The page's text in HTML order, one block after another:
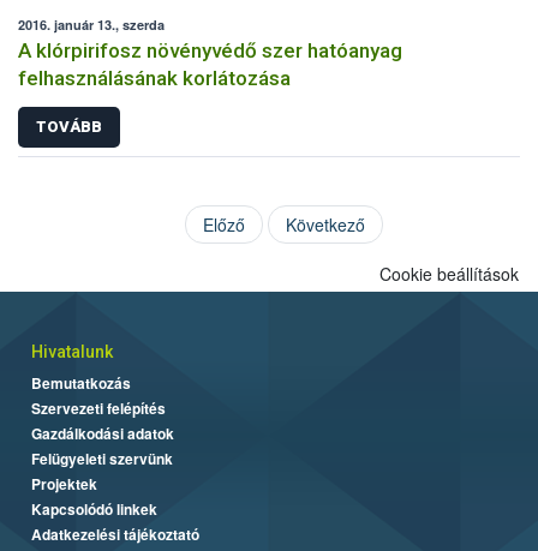
2016. január 13., szerda
A klórpirifosz növényvédő szer hatóanyag
felhasználásának korlátozása
TOVÁBB
Előző Következő
Cookie beállítások
Hivatalunk
Bemutatkozás
Szervezeti felépítés
Gazdálkodási adatok
Felügyeleti szervünk
Projektek
Kapcsolódó linkek
Adatkezelési tájékoztató